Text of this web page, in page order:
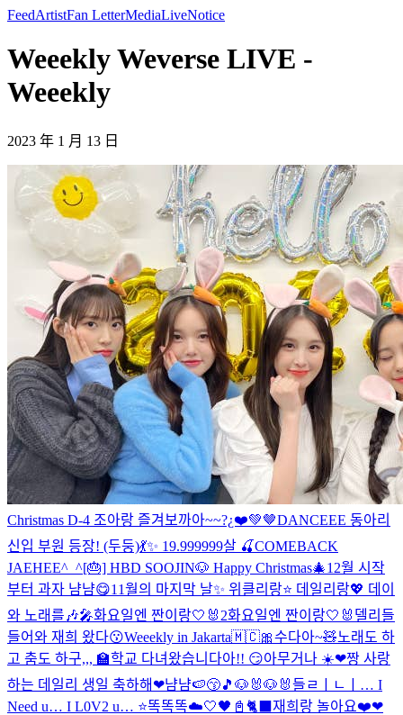
FeedArtistFan LetterMediaLiveNotice
Weeekly Weverse LIVE -
Weeekly
2023 年 1 月 13 日
Christmas D-4 조아랑 즐겨보까아~~?¿❤️💚🤎DANCEEE 동아리
신입 부원 등장! (두둥)💃✨ 19.999999살 🍒COMEBACK
JAEHEE^_^[🎂] HBD SOOJIN🐶 Happy Christmas🎄12월 시작
부터 과자 냠냠😋11월의 마지막 날✨ 위클리랑⭐️ 데일리랑💖 데이
와 노래를🎶🎤화요일엔 짠이랑🤍🐰2화요일엔 짠이랑🤍🐰 델리들
들어와 재희 왔다😗Weeekly in Jakarta🇲🇨🎀수다아~🧸노래도 하
고 춤도 하구,,, 🏫학교 다녀왔습니다아!! 😏아무거나 ☀️❤짱 사랑
하는 데일리 생일 축하해❤냠냠🍉😙🎵 🐶🐰🐶🐰들ㄹㅣㄴㅣ… I
Need u… I L0V2 u… ⭐똑똑똑☁️🤍🖤📓🐈‍⬛ 재희랑 놀아요❤️❤